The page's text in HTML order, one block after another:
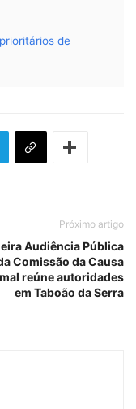
de
Próximo artigo
Audiência Pública
Comissão da Causa
reúne autoridades
em Taboão da Serra